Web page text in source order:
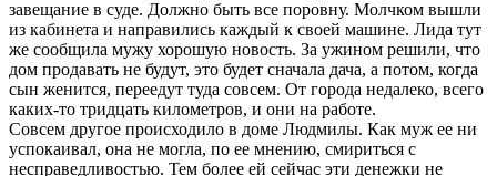
завещание в суде. Должно быть все поровну. Молчком вышли
из кабинета и направились каждый к своей машине. Лида тут
же сообщила мужу хорошую новость. За ужином решили, что
дом продавать не будут, это будет сначала дача, а потом, когда
сын женится, переедут туда совсем. От города недалеко, всего
каких-то тридцать километров, и они на работе.
Совсем другое происходило в доме Людмилы. Как муж ее ни
успокаивал, она не могла, по ее мнению, смириться с
несправедливостью. Тем более ей сейчас эти денежки не